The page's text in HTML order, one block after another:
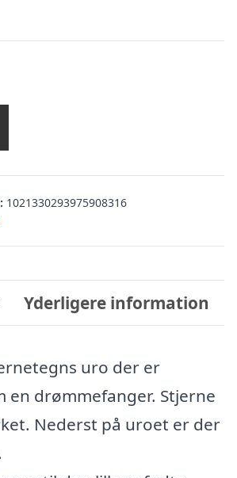
1021330293975908316
Yderligere information
uro der er
en drømmefanger. Stjerne
Nederst på uroet er der